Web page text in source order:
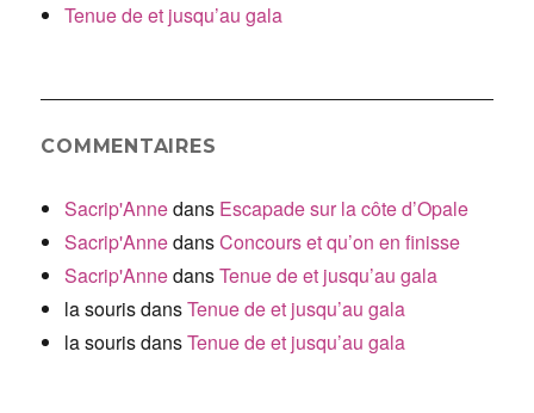
Tenue de et jusqu’au gala
COMMENTAIRES
Sacrip'Annedans Escapade sur la côte d’Opale
Sacrip'AnnedansConcours et qu’on en finisse
Sacrip'AnnedansTenue de et jusqu’au gala
la sourisdansTenue de et jusqu’au gala
la sourisdansTenue de et jusqu’au gala